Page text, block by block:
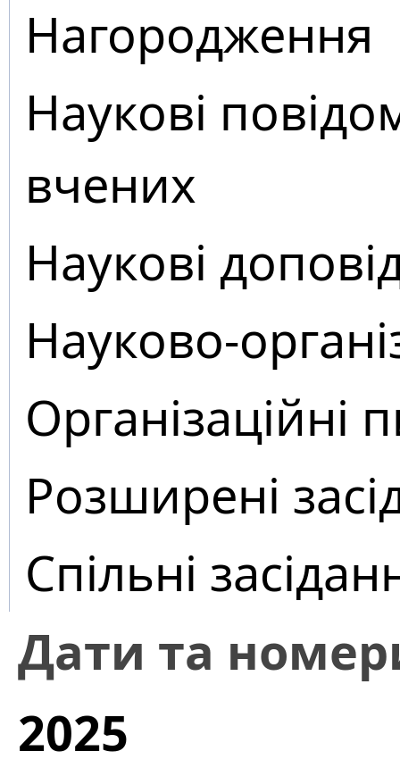
Нагородження
Наукові
вчених
Наукові
Науково-
Організаційні
Розширені
Спільні
Дати та
2025